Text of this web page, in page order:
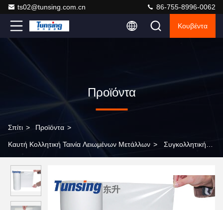
ts02@tunsing.com.cn 86-755-8996-0062
Κουβέντα
Προϊόντα
Σπίτι > Προϊόντα >
Καυτή Κολλητική Ταινία Λειωμένων Μετάλλων > Συγκολλητική
ταινία τοποθέτησης σε στρώματα για τη σύνδεση του υφάσματος